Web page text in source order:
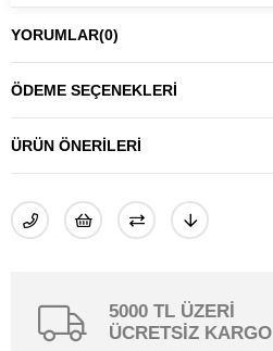
YORUMLAR(0)
ÖDEME SEÇENEKLERI
ÜRÜN ÖNERILERI
5000 TL ÜZERİ
ÜCRETSİZ KARGO